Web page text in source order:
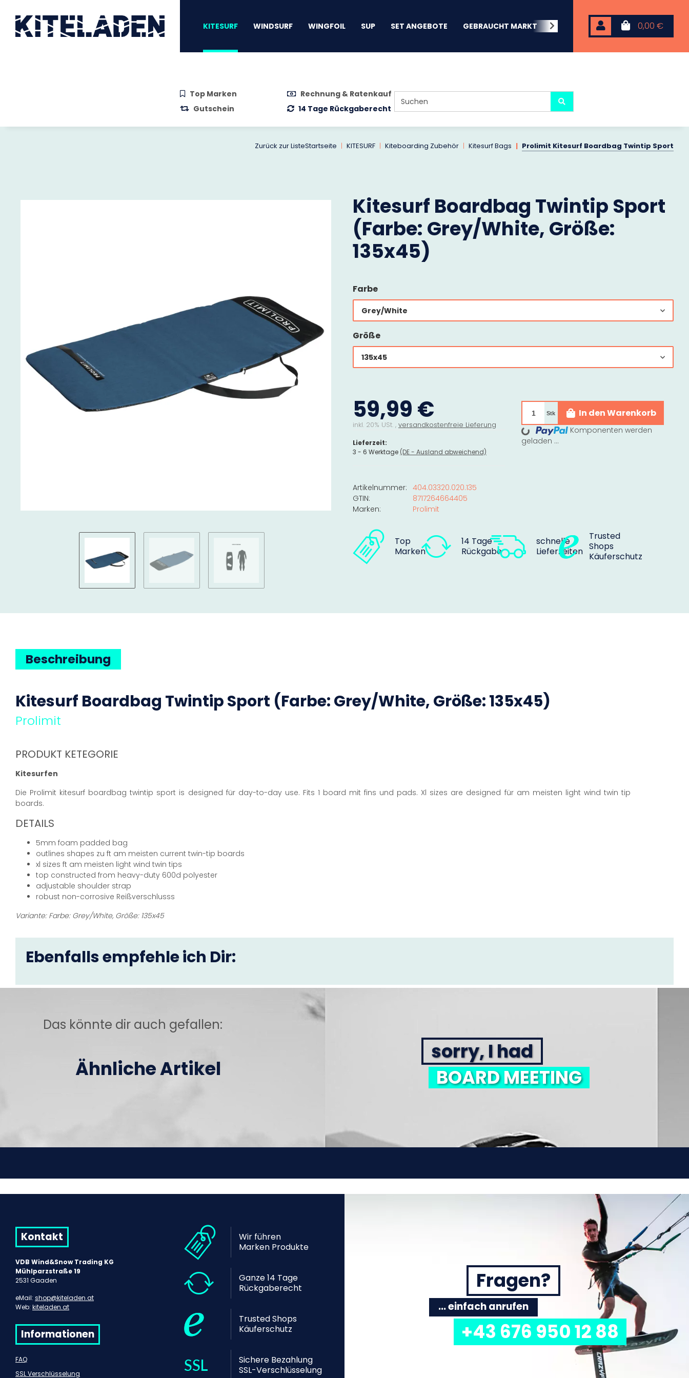
0,00 €
KITESURF WINDSURF WINGFOIL SUP SET ANGEBOTE GEBRAUCHT MARKT BEACHWEAR NEOPREN
Top Marken
Rechnung & Ratenkauf
Gutschein
14 Tage Rückgaberecht
Zurück zur ListeStartseite KITESURF Kiteboarding Zubehör Kitesurf Bags Prolimit Kitesurf Boardbag Twintip Sport
Kitesurf Boardbag Twintip Sport
(Farbe: Grey/White, Größe:
135x45)
Farbe
Grey/White
Größe
135x45
59,99 €
inkl. 20% USt. , versandkostenfreie Lieferung
Lieferzeit:
3 - 6 Werktage (DE - Ausland abweichend)
Stk In den Warenkorb
Loading...
Komponenten werden
geladen ...
Artikelnummer: 404.03320.020.135
GTIN:
8717264664405
Marken:
Prolimit
Top
Marken
14 Tage
Rückgabe
schnelle
Lieferzeiten
Trusted
Shops
Käuferschutz
Beschreibung
Kitesurf Boardbag Twintip Sport (Farbe: Grey/White, Größe: 135x45)
Prolimit
PRODUKT KETEGORIE
Kitesurfen
Die Prolimit kitesurf boardbag twintip sport is designed für day-to-day use. Fits 1 board mit fins und pads. Xl sizes are designed für am meisten light wind twin tip
boards.
DETAILS
5mm foam padded bag
outlines shapes zu ft am meisten current twin-tip boards
xl sizes ft am meisten light wind twin tips
top constructed from heavy-duty 600d polyester
adjustable shoulder strap
robust non-corrosive Reißverschlusss
Variante: Farbe: Grey/White, Größe: 135x45
Ebenfalls empfehle ich Dir:
Das könnte dir auch gefallen:
Ähnliche Artikel
sorry, I had
BOARD MEETING
Kontakt
VDB Wind&Snow Trading KG
Mühlparzstraße 19
2531 Gaaden
eMail: shop@kiteladen.at
Web: kiteladen.at
Informationen
FAQ
SSL Verschlüsselung
Wir führen
Marken Produkte
Ganze 14 Tage
Rückgaberecht
Trusted Shops
Käuferschutz
Sichere Bezahlung
SSL-Verschlüsselung
Fragen?
... einfach anrufen
+43 676 950 12 88